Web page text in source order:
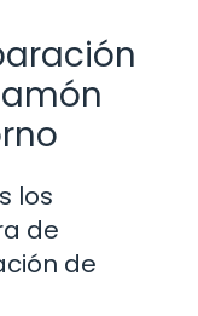
los
de
de